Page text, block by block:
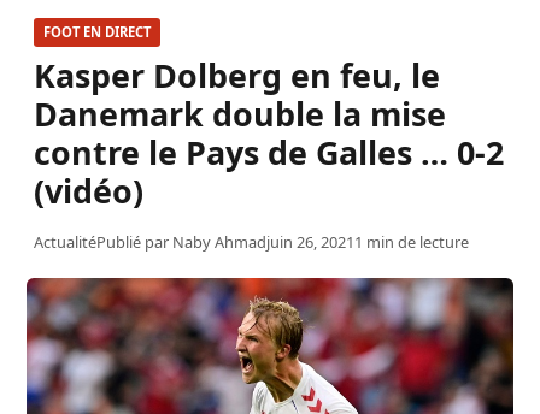
FOOT EN DIRECT
Kasper Dolberg en feu, le
Danemark double la mise
contre le Pays de Galles … 0-2
(vidéo)
ActualitéPublié par Naby Ahmadjuin 26, 20211 min de lecture